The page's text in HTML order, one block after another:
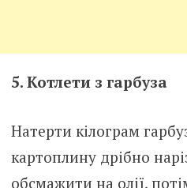
5. Котлети з гарбуза
Натерти кілограм
картоплину дрібно
обсмажити на олії,